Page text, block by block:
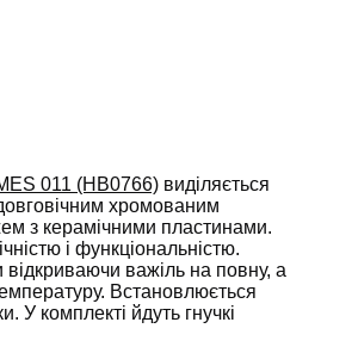
011 (HB0766) виділяється
хромованим
з керамічними пластинами.
і функціональністю.
важіль на повну, а
Встановлюється
комплекті йдуть гнучкі